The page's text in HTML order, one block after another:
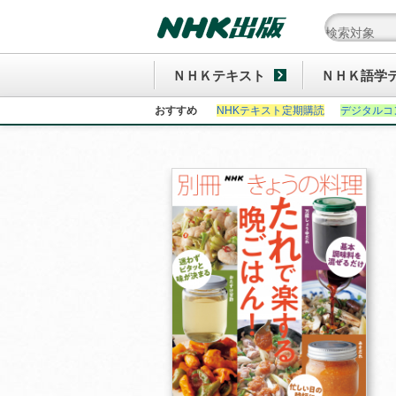
ＮＨＫテキスト ＮＨＫ語学
おすすめ NHKテキスト定期購読 デジタル